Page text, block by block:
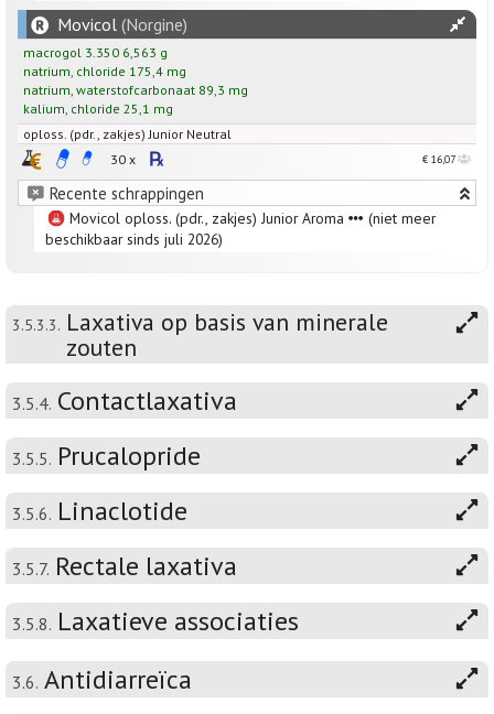
Movicol (Norgine)
macrogol 3.350 6,563 g
natrium, chloride 175,4 mg
natrium, waterstofcarbonaat 89,3 mg
kalium, chloride 25,1 mg
oploss. (pdr., zakjes) Junior Neutral
30 x
€ 16,07
Recente schrappingen
Movicol oploss. (pdr., zakjes) Junior Aroma
(niet meer
beschikbaar sinds juli 2026)
3.5.3.3. Laxativa op basis van minerale
zouten
3.5.4. Contactlaxativa
3.5.5. Prucalopride
3.5.6. Linaclotide
3.5.7. Rectale laxativa
3.5.8. Laxatieve associaties
3.6. Antidiarreïca